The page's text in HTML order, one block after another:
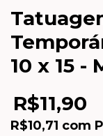
10 x 15 -
R$11,90
R$10,71 com